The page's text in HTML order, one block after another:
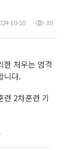
10-10 30
한 처우는 엄격
니다.
2차훈련 기